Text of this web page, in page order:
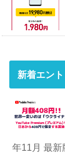
新着エン
年11月 最新